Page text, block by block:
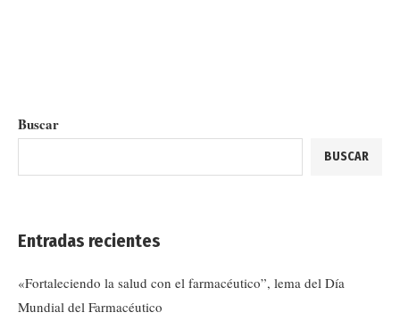
Buscar
BUSCAR
Entradas recientes
«Fortaleciendo la salud con el farmacéutico”, lema del Día
Mundial del Farmacéutico